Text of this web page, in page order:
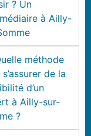
? Un
à Ailly-
méthode
de la
d’un
à Ailly-sur-
?